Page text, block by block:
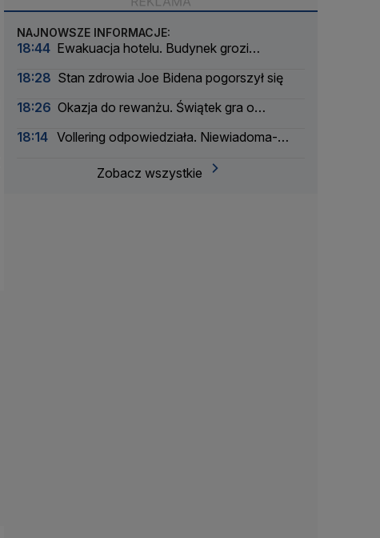
NAJNOWSZE INFORMACJE:
18:44 Ewakuacja hotelu. Budynek grozi
18:28 Stan zdrowia Joe Bidena pogorszył się
18:26 Okazja do rewanżu. Świątek gra o
18:14 Vollering odpowiedziała. Niewiadoma-
Zobacz wszystkie